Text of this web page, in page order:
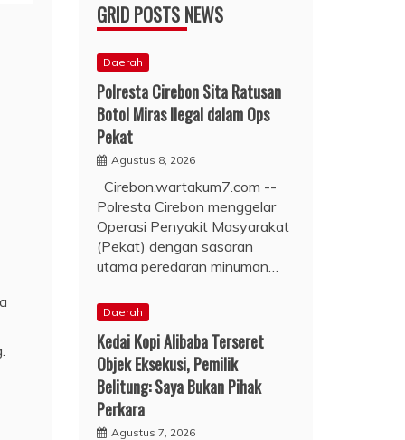
GRID POSTS NEWS
Daerah
Polresta Cirebon Sita Ratusan
Botol Miras Ilegal dalam Ops
Pekat
Agustus 8, 2026
Cirebon.wartakum7.com --
Polresta Cirebon menggelar
Operasi Penyakit Masyarakat
(Pekat) dengan sasaran
utama peredaran minuman…
Daerah
Kedai Kopi Alibaba Terseret
Objek Eksekusi, Pemilik
Belitung: Saya Bukan Pihak
Perkara
Agustus 7, 2026